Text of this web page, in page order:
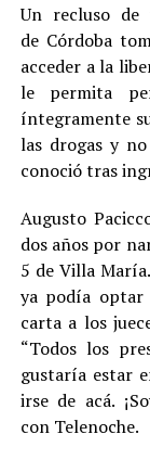
Un recluso
de Córdoba
acceder a la
le permita
íntegramente
las drogas y
conoció tras
Augusto
dos años por
5 de Villa
ya podía optar
carta a los
“Todos los
gustaría estar
irse de acá.
con Telenoche.